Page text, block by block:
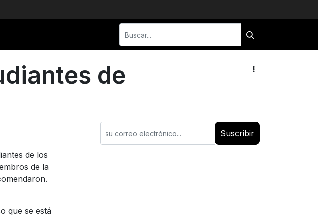
de
Suscribir
de los
de la
que se está